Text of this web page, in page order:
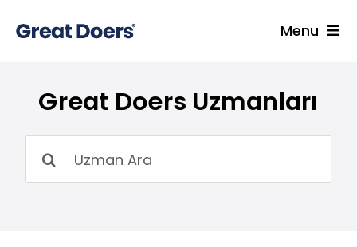
content
Menu
Uzmanlarımız
Endüstriler
İçgörüler
Great Doers Uzmanları